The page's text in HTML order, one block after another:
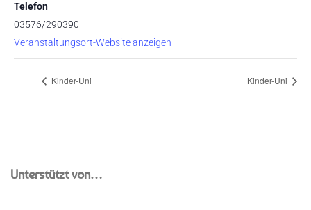
Telefon
03576/290390
Veranstaltungsort-Website anzeigen
Kinder-Uni Kinder-Uni
Unterstützt von…